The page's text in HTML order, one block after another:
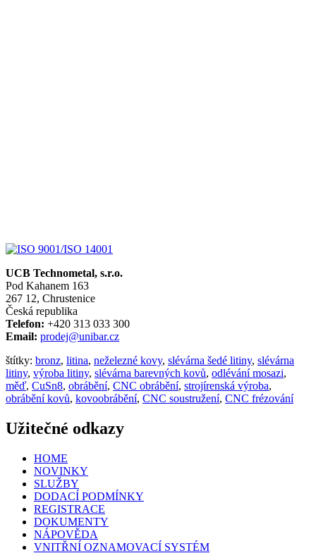
UCB Technometal, s.r.o.
Pod Kahanem 163
267 12, Chrustenice
Česká republika
Telefon: +420 313 033 300
Email: prodej@unibar.cz
štítky: bronz, litina, neželezné kovy, slévárna šedé litiny, slévárna
litiny, výroba litiny, slévárna barevných kovů, odlévání mosazi,
měď, CuSn8, obrábění, CNC obrábění, strojírenská výroba,
obrábění kovů, kovoobrábění, CNC soustružení, CNC frézování
Užitečné odkazy
HOME
NOVINKY
SLUŽBY
DODACÍ PODMÍNKY
REGISTRACE
DOKUMENTY
NÁPOVĚDA
VNITŘNÍ OZNAMOVACÍ SYSTÉM